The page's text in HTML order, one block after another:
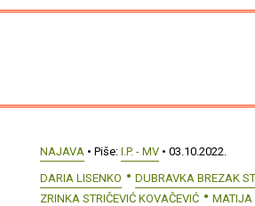
NAJAVA • Piše: I.P. - MV • 03.10.2022.
DARIA LISENKO
DUBRAVKA BREZAK
ZRINKA STRIČEVIĆ KOVAČEVIĆ
MATIJA